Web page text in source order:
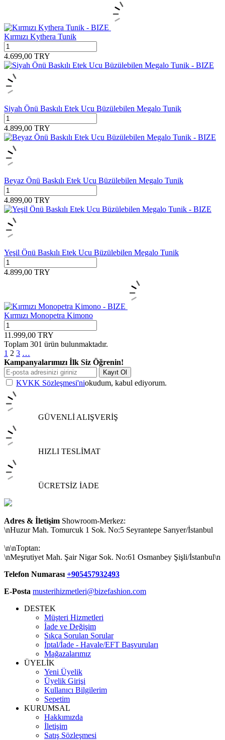
Kırmızı Kythera Tunik
4.699,00 TRY
Siyah Önü Baskılı Etek Ucu Büzülebilen Megalo Tunik
4.899,00 TRY
Beyaz Önü Baskılı Etek Ucu Büzülebilen Megalo Tunik
4.899,00 TRY
Yeşil Önü Baskılı Etek Ucu Büzülebilen Megalo Tunik
4.899,00 TRY
Kırmızı Monopetra Kimono
11.999,00 TRY
Toplam 301 ürün bulunmaktadır.
1 2 3 …
Kampanyalarımızı İlk Siz Öğrenin!
Kayıt Ol
KVKK Sözleşmesi'niokudum, kabul ediyorum.
GÜVENLİ ALIŞVERİŞ
HIZLI TESLİMAT
ÜCRETSİZ İADE
Adres & İletişim Showroom-Merkez:
\nHuzur Mah. Tomurcuk 1 Sok. No:5 Seyrantepe Sarıyer/İstanbul
\n\nToptan:
\nMeşrutiyet Mah. Şair Nigar Sok. No:61 Osmanbey Şişli/İstanbul\n
Telefon Numarası +905457932493
E-Posta musterihizmetleri@bizefashion.com
DESTEK
Müşteri Hizmetleri
İade ve Değişim
Sıkça Sorulan Sorular
İptal/İade - Havale/EFT Başvuruları
Mağazalarımız
ÜYELİK
Yeni Üyelik
Üyelik Girişi
Kullanıcı Bilgilerim
Sepetim
KURUMSAL
Hakkımızda
İletişim
Satış Sözleşmesi